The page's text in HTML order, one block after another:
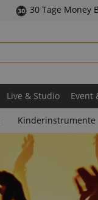
30 Tage Money
Live & Studio Event
Kinderinstrumente